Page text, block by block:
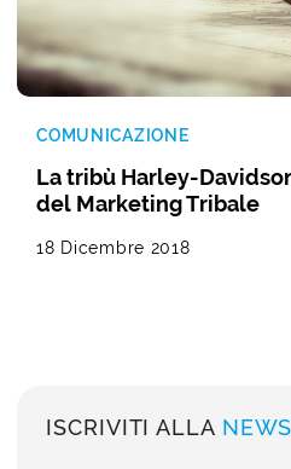
COMUNICAZIONE
La tribù Harley-
del Marketing Tribale
18 Dicembre 2018
ISCRIVITI ALLA